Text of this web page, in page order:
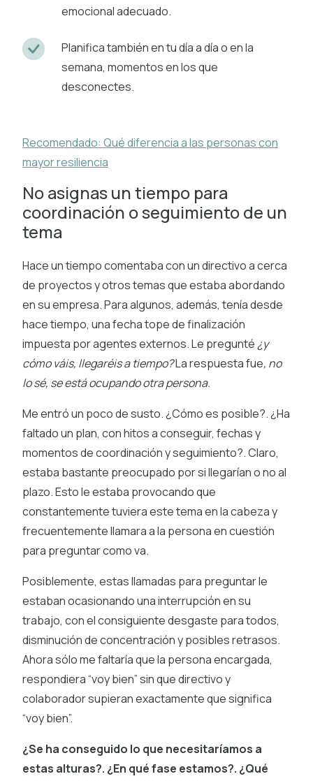
emocional adecuado.
Planifica también en tu día a día o en la
semana, momentos en los que
desconectes.
Recomendado: Qué diferencia a las personas con
mayor resiliencia
No asignas un tiempo para
coordinación o seguimiento de un
tema
Hace un tiempo comentaba con un directivo a cerca
de proyectos y otros temas que estaba abordando
en su empresa. Para algunos, además, tenía desde
hace tiempo, una fecha tope de finalización
impuesta por agentes externos. Le pregunté ¿y
cómo váis, llegaréis a tiempo?La respuesta fue, no
lo sé, se está ocupando otra persona.
Me entró un poco de susto. ¿Cómo es posible?. ¿Ha
faltado un plan, con hitos a conseguir, fechas y
momentos de coordinación y seguimiento?. Claro,
estaba bastante preocupado por si llegarían o no al
plazo. Esto le estaba provocando que
constantemente tuviera este tema en la cabeza y
frecuentemente llamara a la persona en cuestión
para preguntar como va.
Posiblemente, estas llamadas para preguntar le
estaban ocasionando una interrupción en su
trabajo, con el consiguiente desgaste para todos,
disminución de concentración y posibles retrasos.
Ahora sólo me faltaría que la persona encargada,
respondiera “voy bien” sin que directivo y
colaborador supieran exactamente que significa
“voy bien”.
¿Se ha conseguido lo que necesitaríamos a
estas alturas?. ¿En qué fase estamos?. ¿Qué